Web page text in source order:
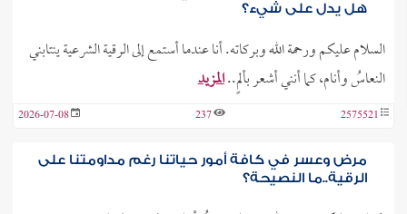
هل يدل على شيء؟
السلام عليكم ورحمة الله وبركاته. أنا عندما أستمع إلى الرقية الشرعية ينتابني
النعاسُ وأنام، كما أنني أشعر بألمٍ..المزيد
2575521
237
2026-07-08
مرض وعسر في كافة أمور حياتنا رغم مداومتنا على
الرقية..ما النصيحة؟